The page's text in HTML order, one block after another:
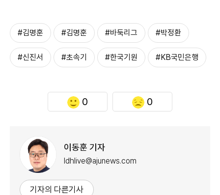
#김명훈 #김명훈 #바둑리그 #박정환
#신진서 #초속기 #한국기원 #KB국민은행
0 0
이동훈 기자
ldhlive@ajunews.com
기자의 다른기사